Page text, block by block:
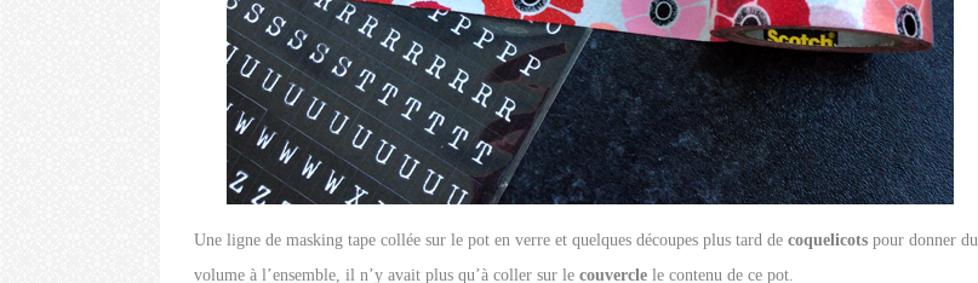
Une ligne de masking tape collée sur le pot en verre et quelques découpes plus tard decoquelicots pour donner du
volume à l’ensemble, il n’y avait plus qu’à coller sur lecouvercle le contenu de ce pot.